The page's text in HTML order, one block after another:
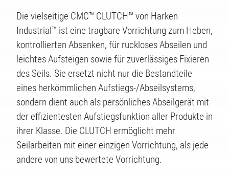
Die vielseitige CMC™ CLUTCH™ von Harken
Industrial™ ist eine tragbare Vorrichtung zum Heben,
kontrollierten Absenken, für ruckloses Abseilen und
leichtes Aufsteigen sowie für zuverlässiges Fixieren
des Seils. Sie ersetzt nicht nur die Bestandteile
eines herkömmlichen Aufstiegs-/Abseilsystems,
sondern dient auch als persönliches Abseilgerät mit
der effizientesten Aufstiegsfunktion aller Produkte in
ihrer Klasse. Die CLUTCH ermöglicht mehr
Seilarbeiten mit einer einzigen Vorrichtung, als jede
andere von uns bewertete Vorrichtung.